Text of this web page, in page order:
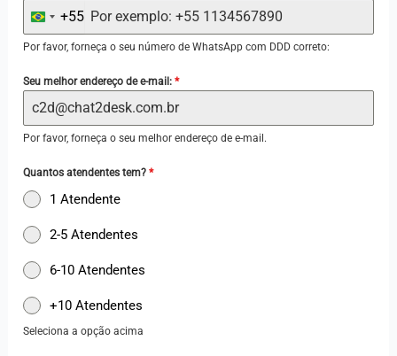
B
r
z
i
+
5
+55
Por favor, forneça o seu número de WhatsApp com DDD correto:
Seu melhor endereço de e-mail:*
Por favor, forneça o seu melhor endereço de e-mail.
Quantos atendentes tem?*
1 Atendente
2-5 Atendentes
6-10 Atendentes
+10 Atendentes
Seleciona a opção acima